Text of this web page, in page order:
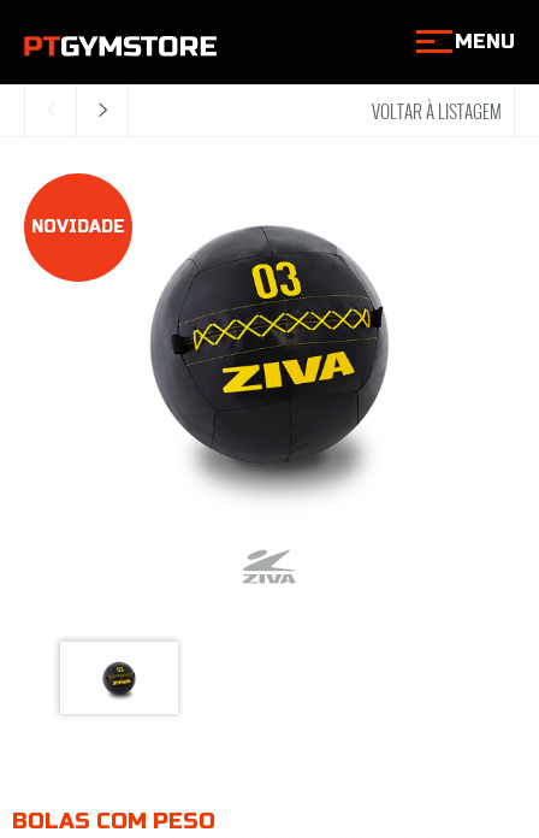
MENU
> VOLTAR À LISTAGEM
NOVIDADE
BOLAS COM PESO